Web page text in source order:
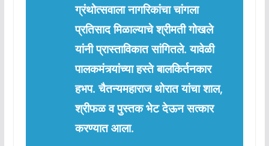
ग्रंथोत्सवाला नागरिकांचा चांगला
प्रतिसाद मिळाल्याचे श्रीमती गोखले
यांनी प्रास्ताविकात सांगितले.यावेळी
पालकमंत्र्यांच्या हस्तेबालकिर्तनकार
हभप.चैतन्यमहाराज थोरात यांचा शाल,
श्रीफळ व पुस्तक भेट देऊन सत्कार
करण्यात आला.